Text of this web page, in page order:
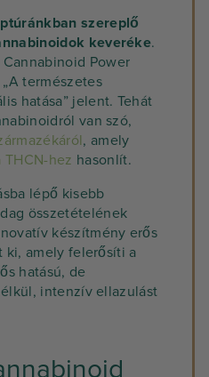
szereplő
keveréke.
Power
természetes
hatása” jelent. Tehát
van szó,
, amely
THCN-hez hasonlít.
lépő kisebb
összetételének
készítmény erős
ki, amely felerősíti a
hatású, de
intenzív ellazulást